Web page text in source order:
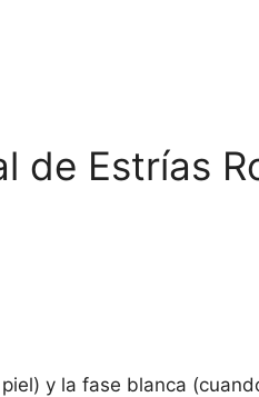
de Estrías
y la fase blanca